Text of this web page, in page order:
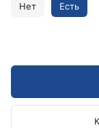
Нет Есть